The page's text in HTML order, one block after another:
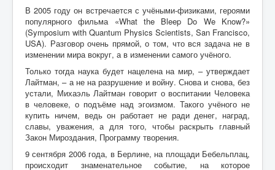
В 2005 году он встречается с учёными-физиками, героями
популярного фильма «What the Bleep Do We Know?»
(Symposium with Quantum Physics Scientists, San Francisco,
USA). Разговор очень прямой, о том, что вся задача не в
изменении мира вокруг, а в изменении самого учёного.
Только тогда наука будет нацелена на мир, – утверждает
Лайтман, – а не на разрушение и войну. Снова и снова, без
устали, Михаэль Лайтман говорит о воспитании Человека
в человеке, о подъёме над эгоизмом. Такого учёного не
купить ничем, ведь он работает не ради денег, наград,
славы, уважения, а для того, чтобы раскрыть главный
Закон Мироздания, Программу творения.
9 сентября 2006 года, в Берлине, на площади Бебельплац,
происходит знаменательное событие, на которое